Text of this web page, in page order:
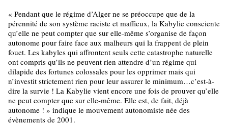
« Pendant que le régime d’Alger ne se préoccupe que de la
pérennité de son système raciste et maffieux, la Kabylie consciente
qu’elle ne peut compter que sur elle-même s’organise de façon
autonome pour faire face aux malheurs qui la frappent de plein
fouet. Les kabyles qui affrontent seuls cette catastrophe naturelle
ont compris qu’ils ne peuvent rien attendre d’un régime qui
dilapide des fortunes colossales pour les opprimer mais qui
n’investit strictement rien pour leur assurer le minimum…c’est-à-
dire la survie ! La Kabylie vient encore une fois de prouver qu’elle
ne peut compter que sur elle-même. Elle est, de fait, déjà
autonome ! » indique le mouvement autonomiste née des
évènements de 2001.